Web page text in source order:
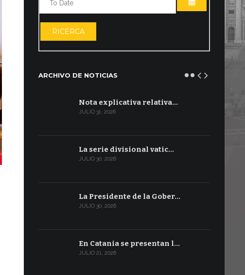
ABRIR EL
RICERCA
ARCHIVO DE NOTICIAS
Nota explicativa relativa…
JULIO 31, 2026
La serie divisional vatic…
JULIO 30, 2026
La Presidente de la Gober…
JULIO 30, 2026
En Catania se presentan l…
JULIO 21, 2026